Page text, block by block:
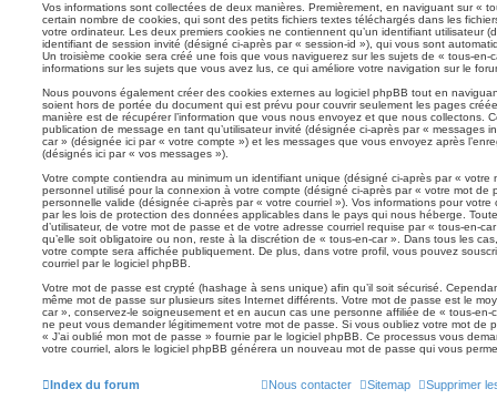
Vos informations sont collectées de deux manières. Premièrement, en naviguant sur «
certain nombre de cookies, qui sont des petits fichiers textes téléchargés dans les
votre ordinateur. Les deux premiers cookies ne contiennent qu’un identifiant utilisateur
identifiant de session invité (désigné ci-après par « session-id »), qui vous sont
Un troisième cookie sera créé une fois que vous naviguerez sur les sujets de « tous-en-
informations sur les sujets que vous avez lus, ce qui améliore votre navigation sur le
Nous pouvons également créer des cookies externes au logiciel phpBB tout en
soient hors de portée du document qui est prévu pour couvrir seulement les pages
manière est de récupérer l’information que vous nous envoyez et que nous collectons.
publication de message en tant qu’utilisateur invité (désignée ci-après par « messages
car » (désignée ici par « votre compte ») et les messages que vous envoyez après
(désignés ici par « vos messages »).
Votre compte contiendra au minimum un identifiant unique (désigné ci-après par « votre
personnel utilisé pour la connexion à votre compte (désigné ci-après par « votre mot de
personnelle valide (désignée ci-après par « votre courriel »). Vos informations pour
par les lois de protection des données applicables dans le pays qui nous héberge.
d’utilisateur, de votre mot de passe et de votre adresse courriel requise par « tous-en-
qu’elle soit obligatoire ou non, reste à la discrétion de « tous-en-car ». Dans tous les
votre compte sera affichée publiquement. De plus, dans votre profil, vous pouvez
courriel par le logiciel phpBB.
Votre mot de passe est crypté (hashage à sens unique) afin qu’il soit sécurisé.
même mot de passe sur plusieurs sites Internet différents. Votre mot de passe est le
car », conservez-le soigneusement et en aucun cas une personne affiliée de « tous-en-
ne peut vous demander légitimement votre mot de passe. Si vous oubliez votre mot de
« J’ai oublié mon mot de passe » fournie par le logiciel phpBB. Ce processus vous
votre courriel, alors le logiciel phpBB générera un nouveau mot de passe qui vous
Index du forum Supprimer
Sitemap
Nous contacter